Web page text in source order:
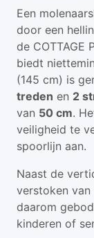
Een
door een
de COTTAGE
biedt
(145 cm) is
treden en 2
van 50 cm.
veiligheid te
spoorlijn aan.
Naast de
verstoken
daarom
kinderen of